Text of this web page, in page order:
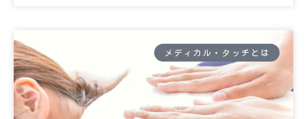
メディカル・タッチとは